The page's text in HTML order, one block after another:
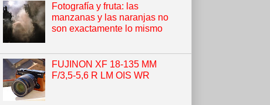
Fotografía y fruta: las
manzanas y las naranjas no
son exactamente lo mismo
FUJINON XF 18-135 MM
F/3,5-5,6 R LM OIS WR